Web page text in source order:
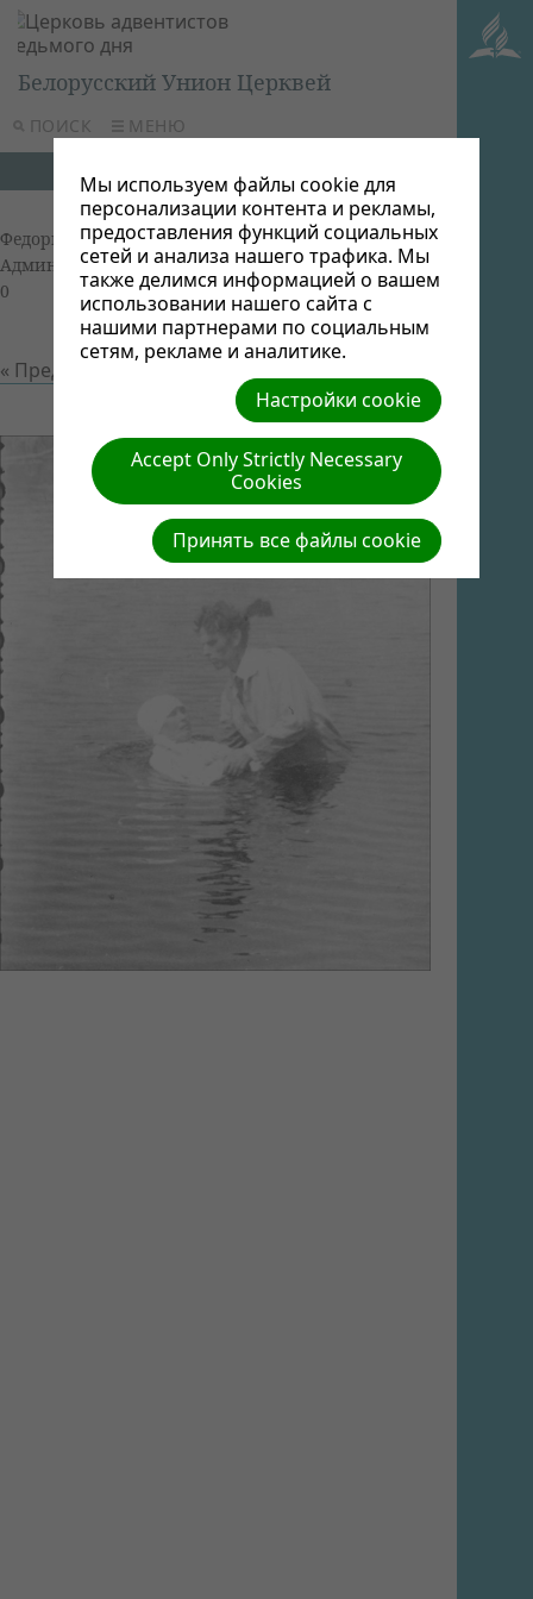
ПОИСК МЕНЮ
Белорусский Унион Церквей
Федоры раритетные фотографии| Автор: Виктор
Админ | Размер (МБ): 0.05 |Скачать | Просмотров:
0
« Предыдущий Следующий »
Мы используем файлы cookie для
персонализации контента и рекламы,
предоставления функций социальных
сетей и анализа нашего трафика. Мы
также делимся информацией о вашем
использовании нашего сайта с
нашими партнерами по социальным
сетям, рекламе и аналитике.
Настройки cookie
Accept Only Strictly Necessary
Cookies
Принять все файлы cookie